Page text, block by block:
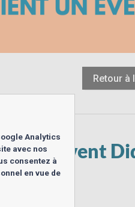
Retour à
reçoivent
Analytics
avec nos
consentez à
en vue de